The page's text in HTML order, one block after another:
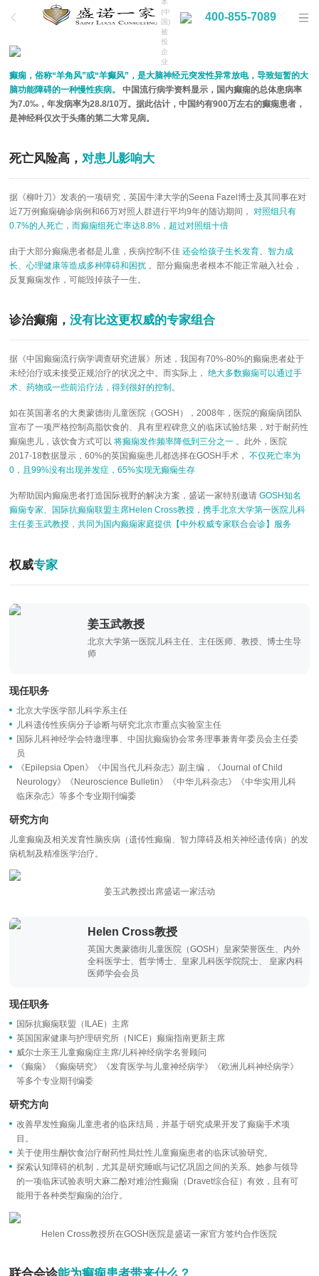
本
(中
国)
被
投
企
业
400-855-7089
癫痫，俗称“羊角风”或“羊癫风”，是大脑神经元突发性异常放电，导致短暂的大
脑功能障碍的一种慢性疾病。中国流行病学资料显示，国内癫痫的总体患病率
为7.0‰，年发病率为28.8/10万。据此估计，中国约有900万左右的癫痫患者，
是神经科仅次于头痛的第二大常见病。
死亡风险高，对患儿影响大
据《柳叶刀》发表的一项研究，英国牛津大学的Seena Fazel博士及其同事在对
近7万例癫痫确诊病例和66万对照人群进行平均9年的随访期间，对照组只有
0.7%的人死亡，而癫痫组死亡率达8.8%，超过对照组十倍
由于大部分癫痫患者都是儿童，疾病控制不佳还会给孩子生长发育、智力成
长、心理健康等造成多种障碍和困扰 。部分癫痫患者根本不能正常融入社会，
反复癫痫发作，可能毁掉孩子一生。
诊治癫痫，没有比这更权威的专家组合
据《中国癫痫流行病学调查研究进展》所述，我国有70%-80%的癫痫患者处于
未经治疗或未接受正规治疗的状况之中。而实际上，绝大多数癫痫可以通过手
术、药物或一些前沿疗法，得到很好的控制。
如在英国著名的大奥蒙德街儿童医院（GOSH），2008年，医院的癫痫病团队
宣布了一项严格控制高脂饮食的、具有里程碑意义的临床试验结果，对于耐药性
癫痫患儿，该饮食方式可以将癫痫发作频率降低到三分之一 。此外，医院
2017-18数据显示，60%的英国癫痫患儿都选择在GOSH手术，不仅死亡率为
0，且99%没有出现并发症，65%实现无癫痫生存
为帮助国内癫痫患者打造国际视野的解决方案，盛诺一家特别邀请GOSH知名
癫痫专家、国际抗癫痫联盟主席Helen Cross教授，携手北京大学第一医院儿科
主任姜玉武教授，共同为国内癫痫家庭提供【中外权威专家联合会诊】服务
权威专家
姜玉武教授
北京大学第一医院儿科主任、主任医师、教授、博士生导
师
现任职务
北京大学医学部儿科学系主任
儿科遗传性疾病分子诊断与研究北京市重点实验室主任
国际儿科神经学会特邀理事、中国抗癫痫协会常务理事兼青年委员会主任委
员
《Epilepsia Open》《中国当代儿科杂志》副主编，《Journal of Child
Neurology》《Neuroscience Bulletin》《中华儿科杂志》《中华实用儿科
临床杂志》等多个专业期刊编委
研究方向
儿童癫痫及相关发育性脑疾病（遗传性癫痫、智力障碍及相关神经遗传病）的发
病机制及精准医学治疗。
姜玉武教授出席盛诺一家活动
Helen Cross教授
英国大奥蒙德街儿童医院（GOSH）皇家荣誉医生、内外
全科医学士、哲学博士、皇家儿科医学院院士、 皇家内科
医师学会会员
现任职务
国际抗癫痫联盟（ILAE）主席
英国国家健康与护理研究所（NICE）癫痫指南更新主席
威尔士亲王儿童癫痫症主席/儿科神经病学名誉顾问
《癫痫》《癫痫研究》《发育医学与儿童神经病学》《欧洲儿科神经病学》
等多个专业期刊编委
研究方向
改善早发性癫痫儿童患者的临床结局，并基于研究成果开发了癫痫手术项
目。
关于使用生酮饮食治疗耐药性局灶性儿童癫痫患者的临床试验研究。
探索认知障碍的机制，尤其是研究睡眠与记忆巩固之间的关系。她参与领导
的一项临床试验表明大麻二酚对难治性癫痫（Dravet综合征）有效，且有可
能用于各种类型癫痫的治疗。
Helen Cross教授所在GOSH医院是盛诺一家官方签约合作医院